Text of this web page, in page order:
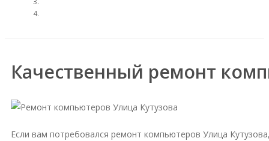
Качественный ремонт
Если вам потребовался ремонт компьютеров Улица